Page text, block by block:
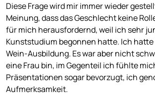
Diese Frage wird mir immer wieder
Meinung, dass das Geschlecht keine
für mich herausfordernd, weil ich sehr
Kunststudium begonnen hatte. Ich
Wein-Ausbildung. Es war aber nicht
eine Frau bin, im Gegenteil ich fühlte
Präsentationen sogar bevorzugt, ich
Aufmerksamkeit.